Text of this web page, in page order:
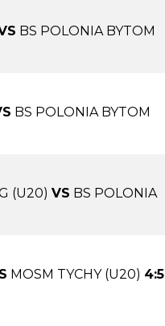
BS POLONIA BYTOM
BS POLONIA BYTOM
(U20) VS BS POLONIA
MOSM TYCHY (U20) 4:5